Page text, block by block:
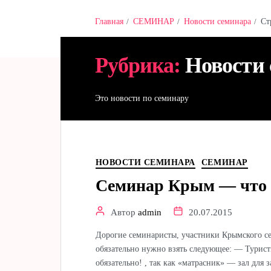
Hamster & Co
Главная СЕМИНАР Новости семинара
Рубрика: Новости
Это новости по семинару
НОВОСТИ СЕМИНАРА СЕМИНАР
Семинар Крым — что
Автор admin 20.07.2015
Дорогие семинаристы, участники Крымского
обязательно нужно взять следующее: —
обязательно! , так как «матрасник» — зал для